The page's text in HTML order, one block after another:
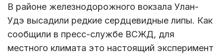
В районе железнодорожного вокзала Улан-
Удэ высадили редкие сердцевидные липы. Как
сообщили в пресс-службе ВСЖД, для
местного климата это настоящий эксперимент